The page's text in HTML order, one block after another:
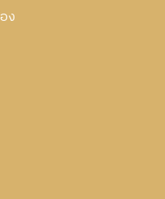
ง